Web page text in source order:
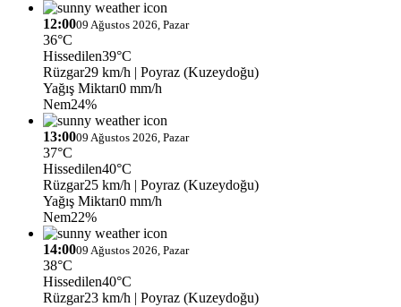
12:0009 Ağustos 2026, Pazar
36°C
Hissedilen39°C
Rüzgar29 km/h | Poyraz (Kuzeydoğu)
Yağış Miktarı0 mm/h
Nem24%
13:0009 Ağustos 2026, Pazar
37°C
Hissedilen40°C
Rüzgar25 km/h | Poyraz (Kuzeydoğu)
Yağış Miktarı0 mm/h
Nem22%
14:0009 Ağustos 2026, Pazar
38°C
Hissedilen40°C
Rüzgar23 km/h | Poyraz (Kuzeydoğu)